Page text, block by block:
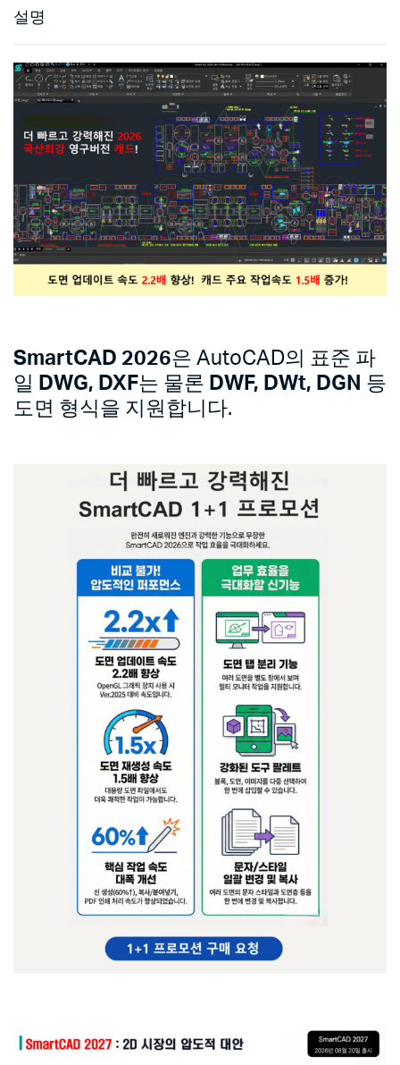
설명
SmartCAD 2026은 AutoCAD의 표준 파
일 DWG, DXF는 물론 DWF, DWt, DGN 등
도면 형식을 지원합니다.